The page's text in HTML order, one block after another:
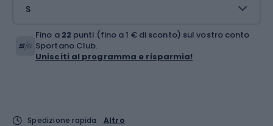
S
Fino a 22 punti (fino a 1 € di sconto) sul vostro conto
Sportano Club.
Unisciti al programma e risparmia!
Spedizione rapida
Altro